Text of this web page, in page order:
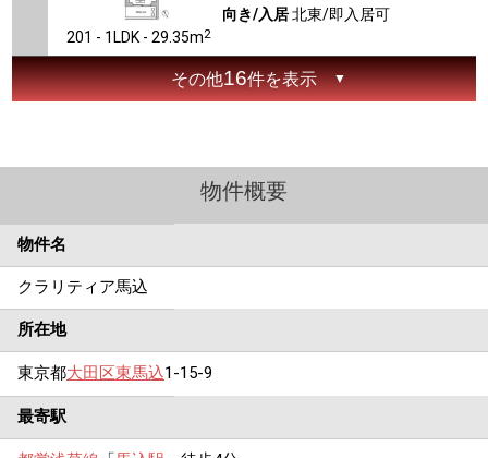
201 - 1LDK - 29.35m2
向き/入居北東/即入居可
その他16件を表示
物件概要
物件名
クラリティア馬込
所在地
東京都大田区東馬込1-15-9
最寄駅